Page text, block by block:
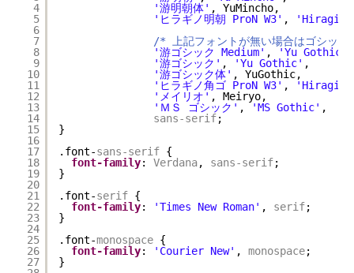
4
5
6
7
8
9
10
11
12
13
14
15
16
17
18
19
20
21
22
23
24
25
26
27
'游明朝体' ,
'ヒラギノ明朝 ProN W3' ,
'Hiragino
/* 上記フォントが無い場合はゴシッ
'游ゴシック Medium' ,
'Yu Gothic
'游ゴシック' , 'Yu Gothic'
'游ゴシック体' ,
'ヒラギノ角ゴ ProN W3' ,
'メイリオ' ,
'ＭＳ ゴシック' , 'MS Gothic'
sans-serif;
}
.font-sans-serif {
font-family: Verdana, sans-serif;
}
.font-serif {
font-family: 'Times New Roman' , serif;
}
.font-monospace {
font-family: 'Courier New' , monospace;
}